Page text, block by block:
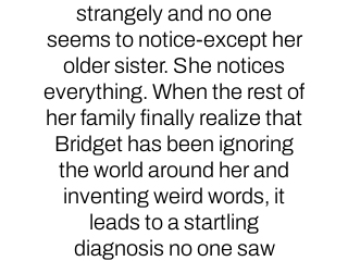
strangely and no one
seems to notice-except her
older sister. She notices
everything. When the rest of
her family finally realize that
Bridget has been ignoring
the world around her and
inventing weird words, it
leads to a startling
diagnosis no one saw